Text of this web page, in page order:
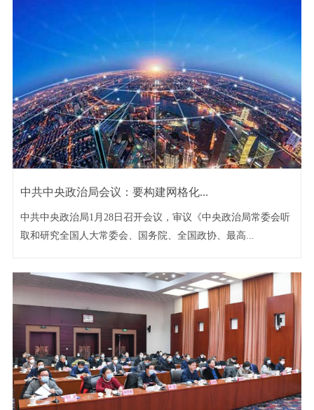
中共中央政治局会议：要构建网格化...
中共中央政治局1月28日召开会议，审议《中央政治局常委会听
取和研究全国人大常委会、国务院、全国政协、最高...